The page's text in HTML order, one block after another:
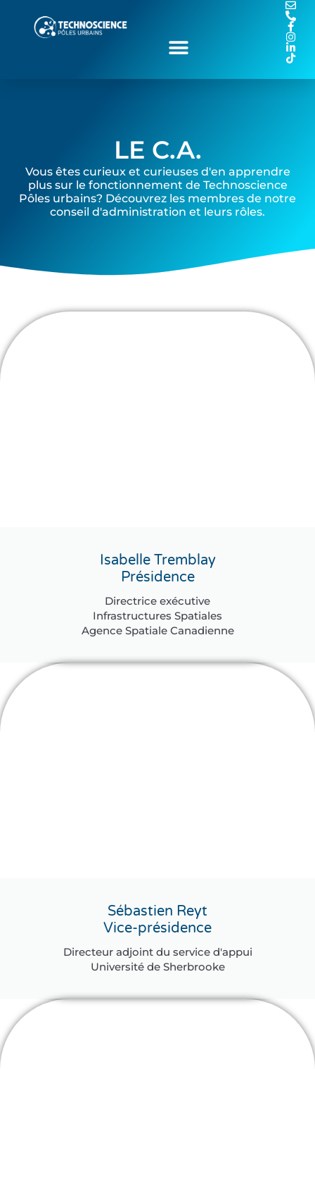
LE C.A.
Vous êtes curieux et curieuses d'en apprendre
plus sur le fonctionnement de Technoscience
Pôles urbains? Découvrez les membres de notre
conseil d'administration et leurs rôles.
Isabelle Tremblay
Présidence
Directrice exécutive
Infrastructures Spatiales
Agence Spatiale Canadienne
Sébastien Reyt
Vice-présidence
Directeur adjoint du service d'appui
Université de Sherbrooke